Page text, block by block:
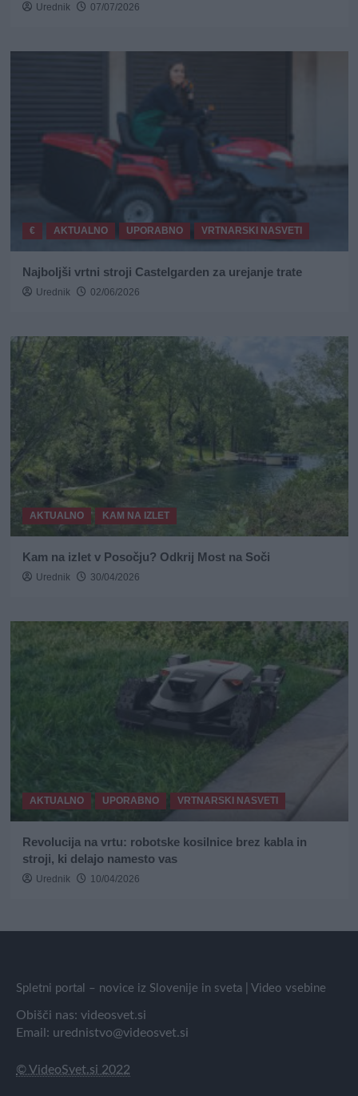
Urednik 07/07/2026
€ AKTUALNO UPORABNO VRTNARSKI NASVETI
Najboljši vrtni stroji Castelgarden za urejanje trate
Urednik 02/06/2026
AKTUALNO KAM NA IZLET
Kam na izlet v Posočju? Odkrij Most na Soči
Urednik 30/04/2026
AKTUALNO UPORABNO VRTNARSKI NASVETI
Revolucija na vrtu: robotske kosilnice brez kabla in
stroji, ki delajo namesto vas
Urednik 10/04/2026
Spletni portal – novice iz Slovenije in sveta | Video vsebine
Obišči nas: videosvet.si
Email: urednistvo@videosvet.si
© VideoSvet.si 2022